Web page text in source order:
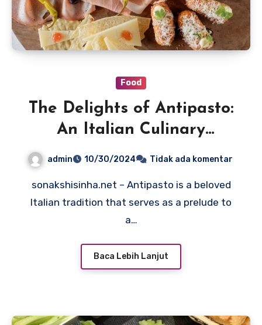
Food
The Delights of Antipasto:
An Italian Culinary
admin 10/30/2024 Tidak ada komentar
sonakshisinha.net – Antipasto is a beloved
Italian tradition that serves as a prelude to
a…
Baca Lebih Lanjut